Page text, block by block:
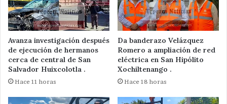
Avanza investigación después
de ejecución de hermanos
cerca de central de San
Salvador Huixcolotla .
Hace 11 horas
Da banderazo Velázquez
Romero a ampliación de red
eléctrica en San Hipólito
Xochiltenango .
Hace 18 horas